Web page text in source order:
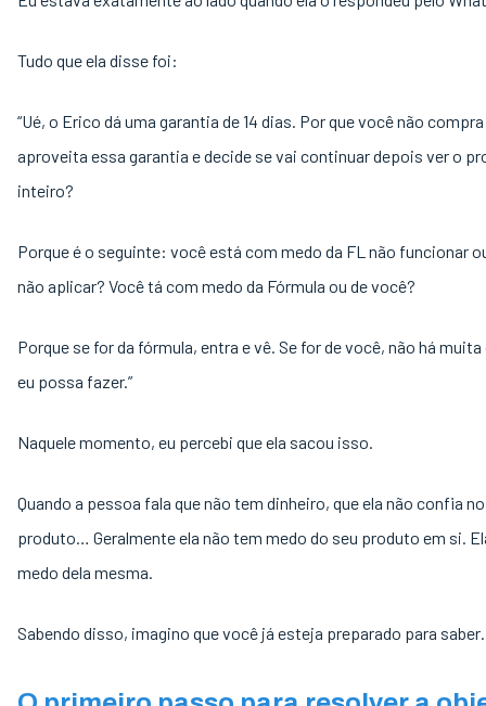
Tudo que ela disse foi:
“Ué, o Erico dá uma garantia de 14 dias. Por que você não
aproveita essa garantia e decide se vai continuar depois ver o
inteiro?
Porque é o seguinte: você está com medo da FL não funcionar
não aplicar? Você tá com medo da Fórmula ou de você?
Porque se for da fórmula, entra e vê. Se for de você, não há
eu possa fazer.”
Naquele momento, eu percebi que ela sacou isso.
Quando a pessoa fala que não tem dinheiro, que ela não confia
produto… Geralmente ela não tem medo do seu produto em si.
medo dela mesma.
Sabendo disso, imagino que você já esteja preparado para